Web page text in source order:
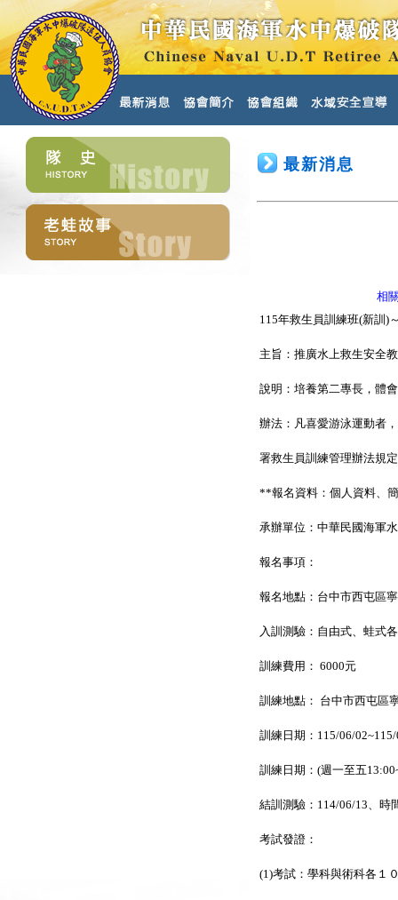
最新消息
相
115年救生員訓練班(新訓)
主旨：推廣水上救生安全
說明：培養第二專長，體
辦法：凡喜愛游泳運動者
署救生員訓練管理辦法規
**報名資料：個人資料、
承辦單位：中華民國海軍
報名事項：
報名地點：台中市西屯區
入訓測驗：自由式、蛙式
訓練費用： 6000元
訓練地點： 台中市西屯區
訓練日期：115/06/
訓練日期：(週一至五
結訓測驗：114/06/13、時
考試發證：
(1)考試：學科與術科各１